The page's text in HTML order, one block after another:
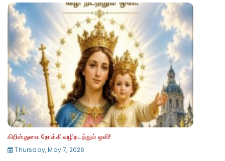
கிறிஸ்துவை நோக்கி வழிநடத்தும் ஒளி!
Thursday, May 7, 2026